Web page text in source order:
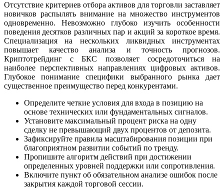
Отсутствие критериев отбора активов для торговли заставляет
новичков распылять внимание на множество инструментов
одновременно. Невозможно глубоко изучить особенности
поведения десятков различных пар и акций за короткое время.
Специализация на нескольких ликвидных инструментах
повышает качество анализа и точность прогнозов.
Криптотрейдинг с БКС позволяет сосредоточиться на
наиболее перспективных направлениях цифровых активов.
Глубокое понимание специфики выбранного рынка дает
существенное преимущество перед конкурентами.
Определите четкие условия для входа в позицию на
основе технических или фундаментальных сигналов.
Установите максимальный процент риска на одну
сделку не превышающий двух процентов от депозита.
Зафиксируйте правила масштабирования позиции при
благоприятном развитии событий по тренду.
Пропишите алгоритм действий при достижении
определенных уровней поддержки или сопротивления.
Включите пункт об обязательном анализе ошибок после
закрытия каждой торговой сессии.